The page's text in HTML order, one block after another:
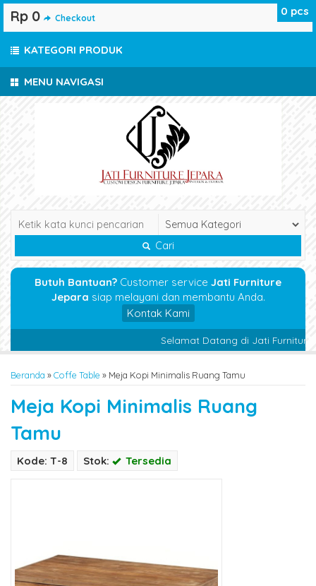
MENU NAVIGASI
Cari
Butuh Bantuan? Customer service Jati Furniture
Jepara siap melayani dan membantu Anda.
Kontak Kami
Selamat Datang di Jati Furniture
Beranda »Coffe Table » Meja Kopi Minimalis Ruang Tamu
Meja Kopi Minimalis Ruang
Tamu
Kode: T-8 Stok: Tersedia
0 pcs
Rp 0 Checkout
KATEGORI PRODUK